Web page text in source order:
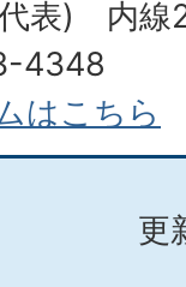
表) 内線
4348
はこちら
更